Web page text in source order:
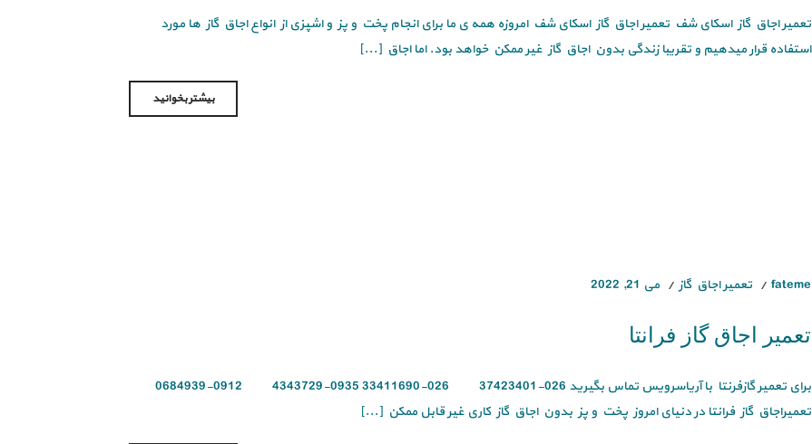
تعمیر اجاق گاز اسکای شف تعمیر اجاق گاز اسکای شف امروزه همه ی ما برای انجام پخت و پز و اشپزی از انواع اجاق گاز ها مورد
استفاده قرار میدهیم و تقریبا زندگی بدون اجاق گاز غیر ممکن خواهد بود. اما اجاق [...]
بیشتر بخوانید
fateme تعمیر اجاق گاز می 21, 2022
تعمیر اجاق گاز فرانتا
برای تعمیر گازفرنتا با آریاسرویس تماس بگیرید 026-37423401 026-33411690 0935-4343729 0912-0684939
تعمیراجاق گاز فرانتا در دنیای امروز پخت و پز بدون اجاق گاز کاری غیر قابل ممکن [...]